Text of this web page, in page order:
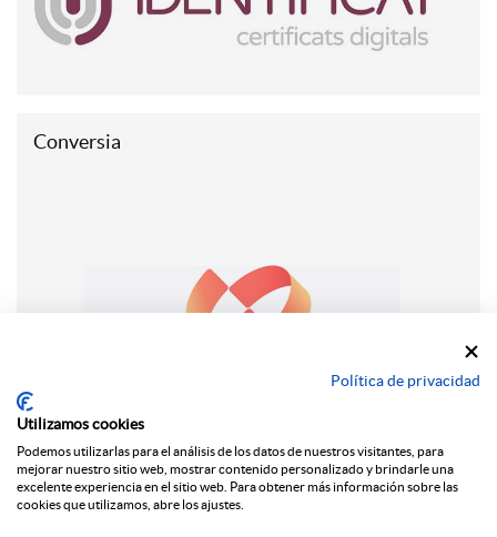
Conversia
Política de privacidad
Utilizamos cookies
Podemos utilizarlas para el análisis de los datos de nuestros visitantes, para
mejorar nuestro sitio web, mostrar contenido personalizado y brindarle una
excelente experiencia en el sitio web. Para obtener más información sobre las
cookies que utilizamos, abre los ajustes.